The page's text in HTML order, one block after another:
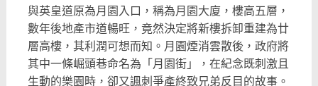
與英皇道原為月園入口，稱為月園大廈，樓高五層，
數年後地產市道暢旺，竟然決定將新樓拆卸重建為廿
層高樓，其利潤可想而知。月園煙消雲散後，政府將
其中一條崛頭巷命名為「月園街」，在紀念既刺激且
生動的樂園時，卻又諷刺爭產終致兄弟反目的故事。